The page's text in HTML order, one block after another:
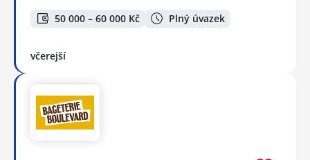
50 000 – 60 000 Kč Plný úvazek
včerejší